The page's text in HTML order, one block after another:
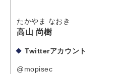
たかやま なおき
高山 尚樹
Twitterアカウント
@mopisec